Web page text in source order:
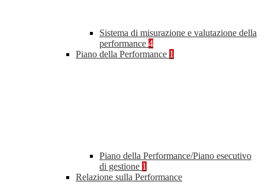
Sistema di misurazione e valutazione della
performance 4
Piano della Performance 1
Piano della Performance/Piano esecutivo
di gestione 1
Relazione sulla Performance